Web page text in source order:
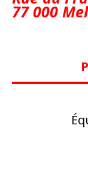
77 000